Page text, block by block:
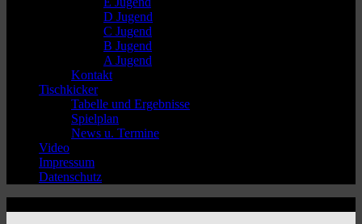
D Jugend
C Jugend
B Jugend
A Jugend
Kontakt
Tischkicker
Tabelle und Ergebnisse
Spielplan
News u. Termine
Video
Impressum
Datenschutz